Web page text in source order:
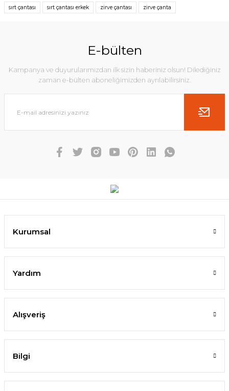
sırt çantası
sırt çantası erkek zirve çantası zirve çanta
E-bülten
Kampanya ve duyurularımızdan ilk sizin haberiniz olsun! Dilediğiniz
zaman e-bülten aboneliğimizden ayrılabilirsiniz.
Kurumsal
Yardım
Alışveriş
Bilgi